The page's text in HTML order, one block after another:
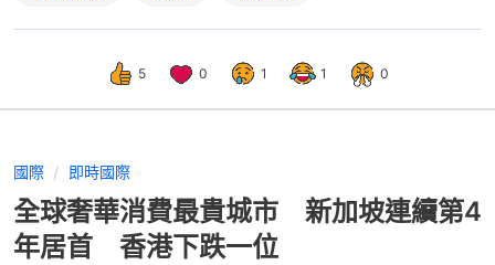
5 0 1 1 0
國際 即時國際
全球奢華消費最貴城市 新加坡連續第4
年居首 香港下跌一位